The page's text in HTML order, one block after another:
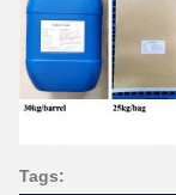
Tags: